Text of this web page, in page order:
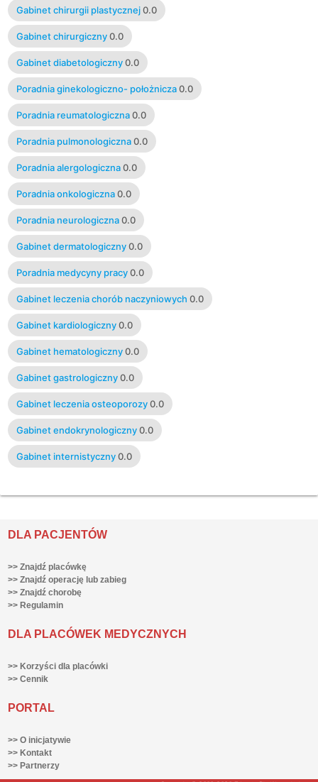
Gabinet chirurgii plastycznej 0.0
Gabinet chirurgiczny 0.0
Gabinet diabetologiczny 0.0
Poradnia ginekologiczno- położnicza 0.0
Poradnia reumatologiczna 0.0
Poradnia pulmonologiczna 0.0
Poradnia alergologiczna 0.0
Poradnia onkologiczna 0.0
Poradnia neurologiczna 0.0
Gabinet dermatologiczny 0.0
Poradnia medycyny pracy 0.0
Gabinet leczenia chorób naczyniowych 0.0
Gabinet kardiologiczny 0.0
Gabinet hematologiczny 0.0
Gabinet gastrologiczny 0.0
Gabinet leczenia osteoporozy 0.0
Gabinet endokrynologiczny 0.0
Gabinet internistyczny 0.0
DLA PACJENTÓW
>> Znajdź placówkę
>> Znajdź operację lub zabieg
>> Znajdź chorobę
>> Regulamin
DLA PLACÓWEK MEDYCZNYCH
>> Korzyści dla placówki
>> Cennik
PORTAL
>> O inicjatywie
>> Kontakt
>> Partnerzy